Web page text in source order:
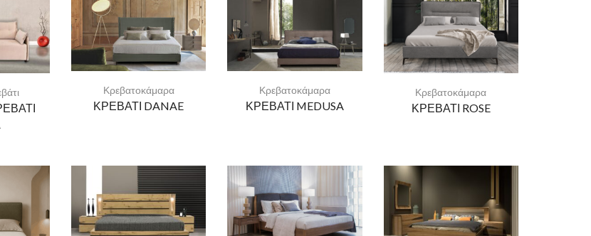
Κρεβατοκάμαρα
ΚΡΕΒΑΤΙ DANAE
Κρεβατοκάμαρα
ΚΡΕΒΑΤΙ MEDUSA
Κρεβατοκάμαρα
ΚΡΕΒΑΤΙ ROSE